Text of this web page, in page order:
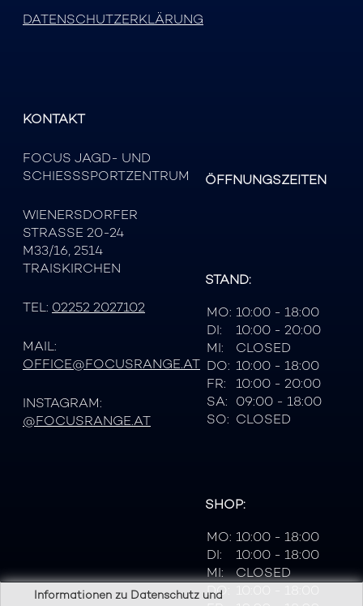
Informationen zu Datenschutz und
DATENSCHUTZERKLÄRUNG
KONTAKT
FOCUS JAGD- UND
SCHIESSSPORTZENTRUM
WIENERSDORFER
STRASSE 20-24
M33/16, 2514
TRAISKIRCHEN
TEL: 02252 2027102
MAIL:
OFFICE@FOCUSRANGE.AT
INSTAGRAM:
@FOCUSRANGE.AT
ÖFFNUNGSZEITEN
STAND:
MO: 10:00 - 18:00
DI:
10:00 - 20:00
MI:
CLOSED
DO: 10:00 - 18:00
FR:
10:00 - 20:00
SA: 09:00 - 18:00
SO: CLOSED
SHOP:
MO: 10:00 - 18:00
DI:
10:00 - 18:00
MI:
CLOSED
DO: